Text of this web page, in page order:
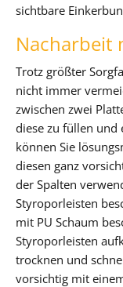
sichtbare
Nacharbeit
Trotz größter
nicht immer
zwischen zwei
diese zu füllen und
können Sie
diesen ganz
der Spalten
Styroporleisten
mit PU Schaum
Styroporleisten
trocknen und
vorsichtig mit